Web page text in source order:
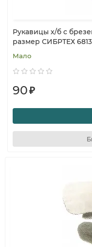
Рукавицы х/б с
размер СИБРТЕХ
Мало
90₽